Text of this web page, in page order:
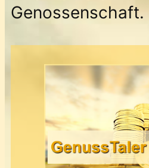
Genossenschaft.